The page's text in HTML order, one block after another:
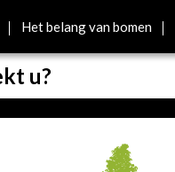
Het belang van bomen